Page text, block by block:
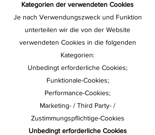
Kategorien der verwendeten Cookies
Je nach Verwendungszweck und Funktion
unterteilen wir die von der Website
verwendeten Cookies in die folgenden
Kategorien:
Unbedingt erforderliche Cookies;
Funktionale-Cookies;
Performance-Cookies;
Marketing- / Third Party- /
Zustimmungspflichtige-Cookies
Unbedingt erforderliche Cookies